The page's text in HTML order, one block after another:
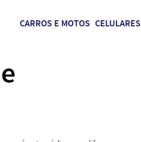
CARROS E MOTOS CELULARES